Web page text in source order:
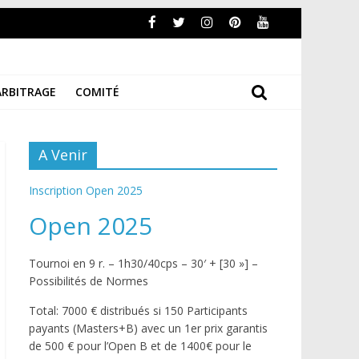
COMITÉ
A Venir
Inscription Open 2025
Open 2025
Tournoi en 9 r. – 1h30/40cps – 30′ + [30 »] –
Possibilités de Normes
Total: 7000 € distribués si 150 Participants
payants (Masters+B) avec un 1er prix garantis
de 500 € pour l’Open B et de 1400€ pour le